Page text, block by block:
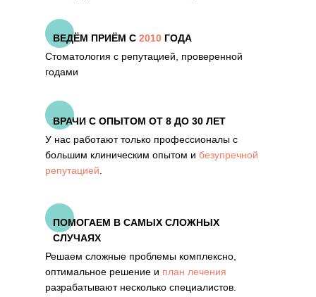
ВЕДЁМ ПРИЁМ С 2010 ГОДА
ПОМОГАЕМ В САМЫХ СЛОЖНЫХ
СЛУЧАЯХ
ВРАЧИ С ОПЫТОМ ОТ 8 ДО 30 ЛЕТ
Стоматология с репутацией, проверенной
годами
Решаем сложные проблемы комплексно,
оптимальное решение и план лечения
разрабатывают несколько специалистов.
У нас работают только профессионалы с
большим клиническим опытом и безупречной
репутацией